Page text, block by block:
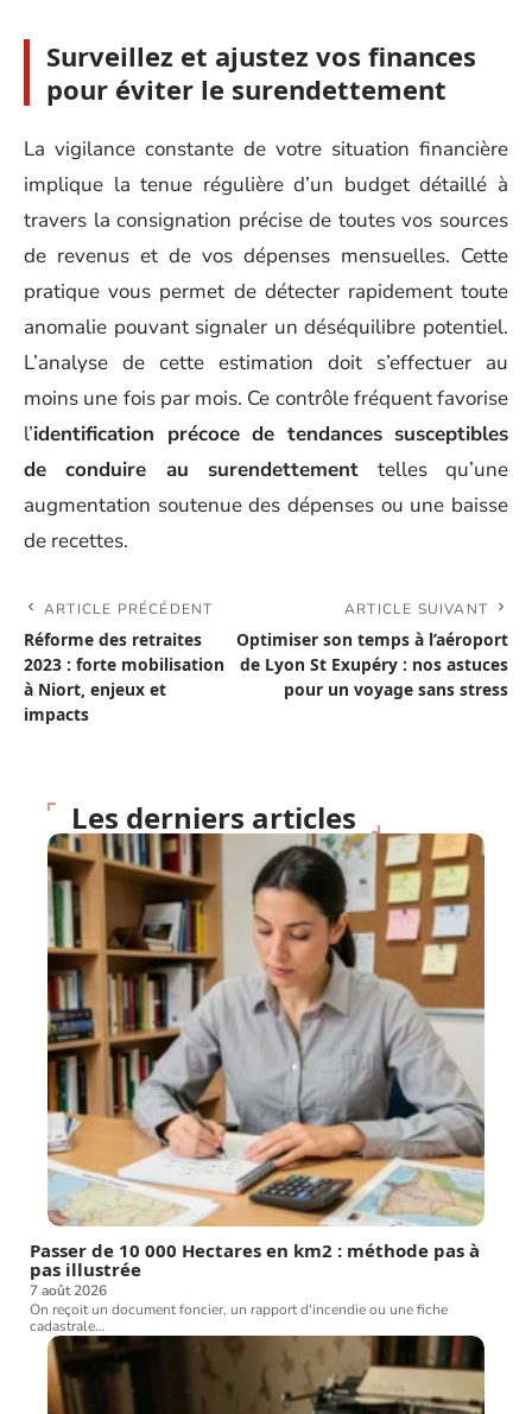
Surveillez et ajustez vos finances
pour éviter le surendettement
La vigilance constante de votre situation financière
implique la tenue régulière d’un budget détaillé à
travers la consignation précise de toutes vos sources
de revenus et de vos dépenses mensuelles. Cette
pratique vous permet de détecter rapidement toute
anomalie pouvant signaler un déséquilibre potentiel.
L’analyse de cette estimation doit s’effectuer au
moins une fois par mois. Ce contrôle fréquent favorise
l’identification précoce de tendances susceptibles
de conduire au surendettement telles qu’une
augmentation soutenue des dépenses ou une baisse
de recettes.
ARTICLE PRÉCÉDENT
Réforme des retraites
2023 : forte mobilisation
à Niort, enjeux et
impacts
ARTICLE SUIVANT
Optimiser son temps à l’aéroport
de Lyon St Exupéry : nos astuces
pour un voyage sans stress
Les derniers articles
Passer de 10 000 Hectares en km2 : méthode pas à
pas illustrée
7 août 2026
On reçoit un document foncier, un rapport d'incendie ou une fiche
cadastrale…